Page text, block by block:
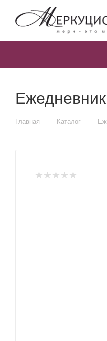
Главная — Каталог —